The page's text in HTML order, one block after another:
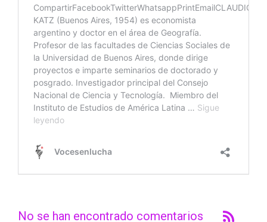
No se han encontrado comentarios